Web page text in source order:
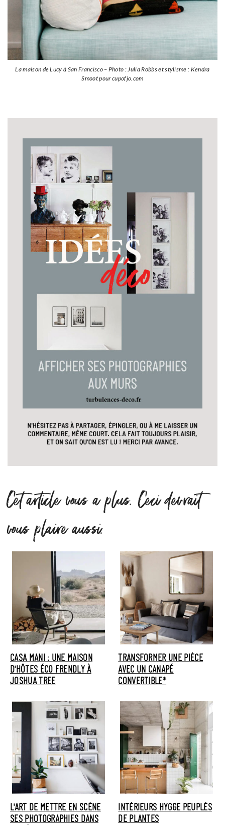
La maison de Lucy à San Francisco – Photo : Julia Robbs et stylisme : Kendra
Smoot pour cupofjo.com
Cet article vous a plus. Ceci devrait
vous plaire aussi.
CASA MANI : UNE MAISON
D'HÔTES ÉCO FRENDLY À
JOSHUA TREE
TRANSFORMER UNE PIÈCE
AVEC UN CANAPÉ
CONVERTIBLE*
L'ART DE METTRE EN SCÈNE
SES PHOTOGRAPHIES DANS
INTÉRIEURS HYGGE PEUPLÉS
DE PLANTES